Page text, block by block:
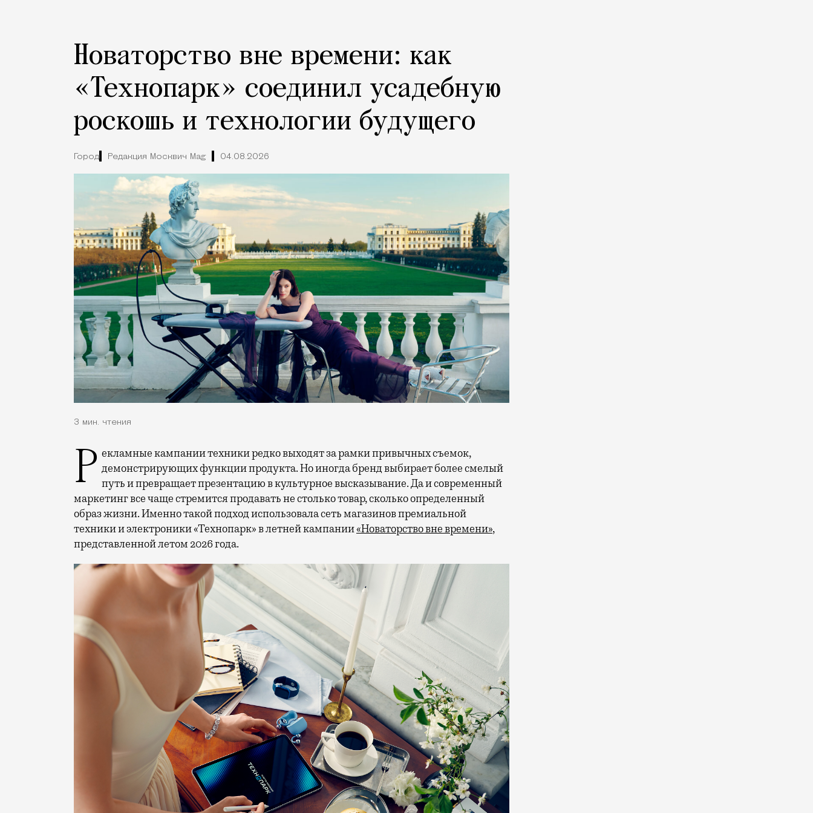
Новаторство вне времени: как
«Технопарк» соединил усадебную
роскошь и технологии будущего
Город Редакция Москвич Mag 04.08.2026
3 мин. чтения
Рекламные кампании техники редко выходят за рамки привычных съемок, демонстрирующих функции продукта. Но иногда бренд выбирает более смелый
путь и превращает презентацию в культурное высказывание. Да и современный
маркетинг все чаще стремится продавать не столько товар, сколько определенный
образ жизни. Именно такой подход использовала сеть магазинов премиальной
техники и электроники «Технопарк» в летней кампании«Новаторство вне времени»,
представленной летом 2026 года.